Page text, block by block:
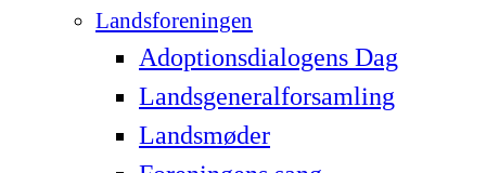
Landsforeningen
Adoptionsdialogens Dag
Landsgeneralforsamling
Landsmøder